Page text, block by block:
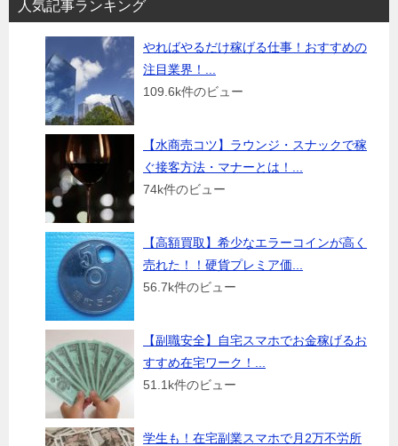
人気記事ランキング
やればやるだけ稼げる仕事！おすすめの
注目業界！...
109.6k件のビュー
【水商売コツ】ラウンジ・スナックで稼
ぐ接客方法・マナーとは！...
74k件のビュー
【高額買取】希少なエラーコインが高く
売れた！！硬貨プレミア価...
56.7k件のビュー
【副職安全】自宅スマホでお金稼げるお
すすめ在宅ワーク！...
51.1k件のビュー
学生も！在宅副業スマホで月2万不労所